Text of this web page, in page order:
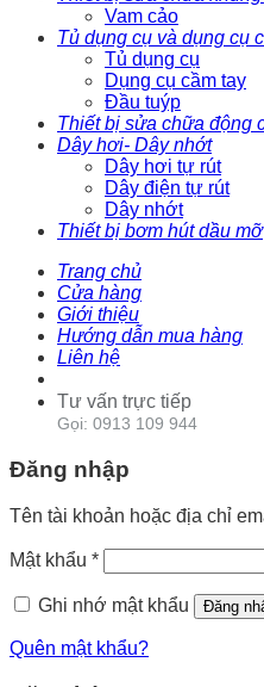
Vam cảo
Tủ dụng cụ và dụng cụ
Tủ dụng cụ
Dụng cụ cầm tay
Đầu tuýp
Thiết bị sửa chữa động
Dây hơi- Dây nhớt
Dây hơi tự rút
Dây điện tự rút
Dây nhớt
Thiết bị bơm hút dầu mỡ
Trang chủ
Cửa hàng
Giới thiệu
Hướng dẫn mua hàng
Liên hệ
Tư vấn trực tiếp
Gọi: 0913 109 944
Đăng nhập
Tên tài khoản hoặc địa chỉ
Mật khẩu *
Ghi nhớ mật khẩu Đăng
Quên mật khẩu?